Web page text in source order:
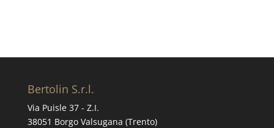
Bertolin S.r.l.
Via Puisle 37 - Z.I.
38051 Borgo Valsugana (Trento)